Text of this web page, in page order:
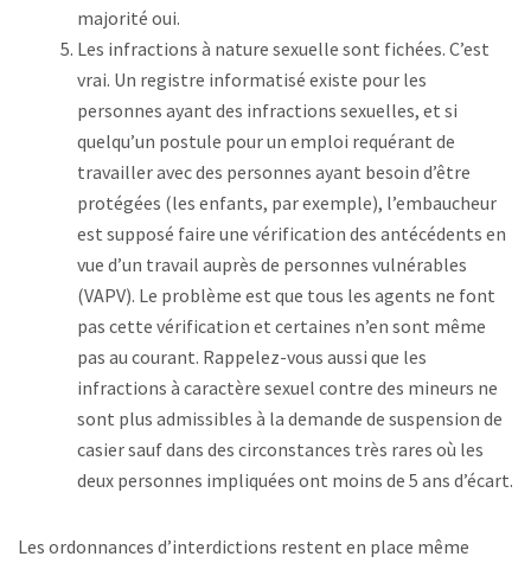
majorité oui.
Les infractions à nature sexuelle sont fichées. C’est
vrai. Un registre informatisé existe pour les
personnes ayant des infractions sexuelles, et si
quelqu’un postule pour un emploi requérant de
travailler avec des personnes ayant besoin d’être
protégées (les enfants, par exemple), l’embaucheur
est supposé faire une vérification des antécédents en
vue d’un travail auprès de personnes vulnérables
(VAPV). Le problème est que tous les agents ne font
pas cette vérification et certaines n’en sont même
pas au courant. Rappelez-vous aussi que les
infractions à caractère sexuel contre des mineurs ne
sont plus admissibles à la demande de suspension de
casier sauf dans des circonstances très rares où les
deux personnes impliquées ont moins de 5 ans d’écart.
Les ordonnances d’interdictions restent en place même